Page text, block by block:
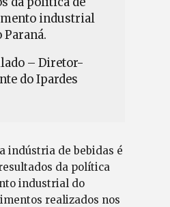
industrial
Paraná.
– Diretor-
do Ipardes
indústria de bebidas é
da política
industrial do
realizados nos